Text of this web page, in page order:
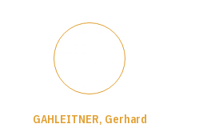
GAHLEITNER, Gerhard